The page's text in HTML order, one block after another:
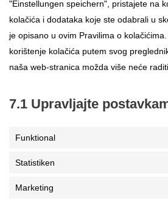
"Einstellungen speichern", pristajete na
kolačića i dodataka koje ste odabrali u
je opisano u ovim Pravilima o
korištenje kolačića putem svog
naša web-stranica možda više neće
7.1 Upravljajte
Funktional
Statistiken
Marketing